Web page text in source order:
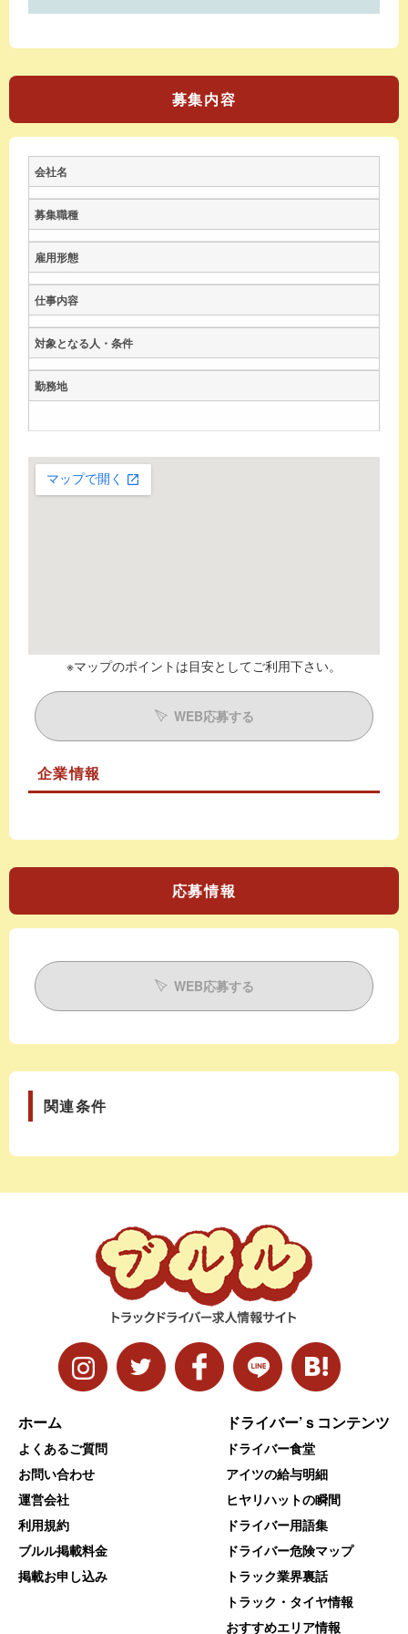
募集内容
会社名
募集職種
雇用形態
仕事内容
対象となる人・条件
勤務地
※マップのポイントは目安としてご利用下さい。
WEB応募する
企業情報
応募情報
WEB応募する
関連条件
ホーム
よくあるご質問
お問い合わせ
運営会社
利用規約
ブルル掲載料金
掲載お申し込み
ドライバー’ｓコンテンツ
ドライバー食堂
アイツの給与明細
ヒヤリハットの瞬間
ドライバー用語集
ドライバー危険マップ
トラック業界裏話
トラック・タイヤ情報
おすすめエリア情報